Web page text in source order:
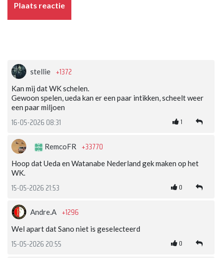
Plaats reactie
stellie +1372
Kan mij dat WK schelen.
Gewoon spelen, ueda kan er een paar intikken, scheelt weer
een paar miljoen
16-05-2026 08:31 1
RemcoFR +33770
Hoop dat Ueda en Watanabe Nederland gek maken op het
WK.
15-05-2026 21:53 0
Andre.A +1296
Wel apart dat Sano niet is geselecteerd
15-05-2026 20:55 0